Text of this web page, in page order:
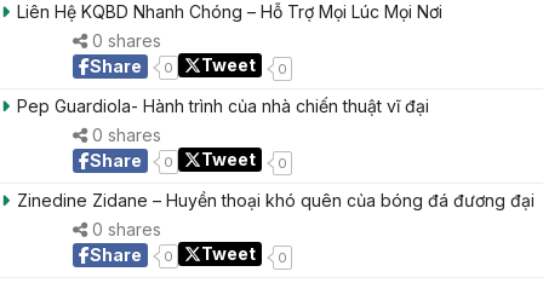
Liên Hệ KQBD Nhanh Chóng – Hỗ Trợ Mọi Lúc Mọi Nơi
0 shares
Share
0 Tweet 0
Pep Guardiola- Hành trình của nhà chiến thuật vĩ đại
0 shares
Share
0 Tweet 0
Zinedine Zidane – Huyền thoại khó quên của bóng đá đương đại
0 shares
Share
0 Tweet 0